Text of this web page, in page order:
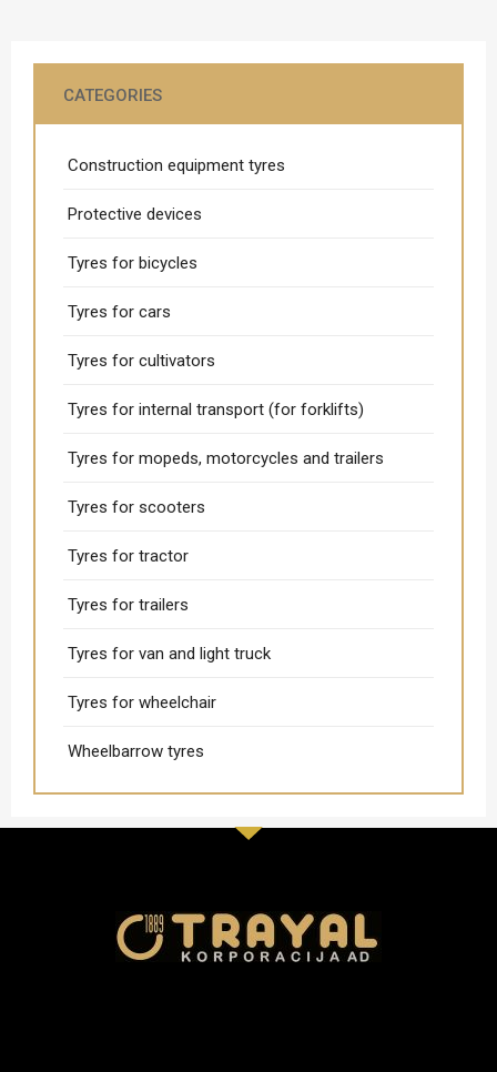
CATEGORIES
Construction equipment tyres
Protective devices
Tyres for bicycles
Tyres for cars
Tyres for cultivators
Tyres for internal transport (for forklifts)
Tyres for mopeds, motorcycles and trailers
Tyres for scooters
Tyres for tractor
Tyres for trailers
Tyres for van and light truck
Tyres for wheelchair
Wheelbarrow tyres